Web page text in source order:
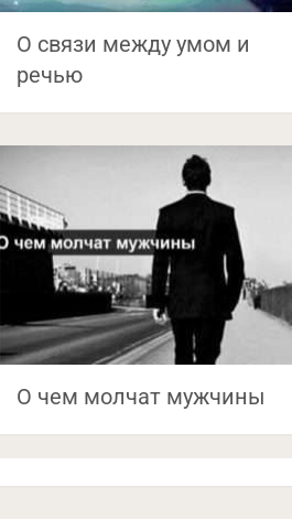
О связи между умом и
речью
О чем молчат мужчины